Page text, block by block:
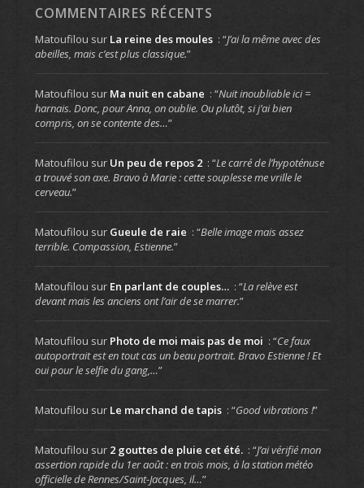
COMMENTAIRES RÉCENTS
Matoufilou sur La reine des moules : “J’ai la même avec des
abeilles, mais c’est plus classique.”
Matoufilou sur Ma nuit en cabane : “Nuit inoubliable ici =
harnais. Donc, pour Anna, on oublie. Ou plutôt, si j’ai bien
compris, on se contente des…”
Matoufilou sur Un peu de repos 2 : “Le carré de l’hypoténuse
a trouvé son axe. Bravo à Marie : cette souplesse me vrille le
cerveau.”
Matoufilou sur Gueule de raie : “Belle image mais assez
terrible. Compassion, Estienne.”
Matoufilou sur En parlant de couples… : “La relève est
devant mais les anciens ont l’air de se marrer.”
Matoufilou sur Photo de moi mais pas de moi : “Ce faux
autoportrait est en tout cas un beau portrait. Bravo Estienne ! Et
oui pour le selfie du gang,…”
Matoufilou sur Le marchand de tapis : “Good vibrations !”
Matoufilou sur 2 gouttes de pluie cet été. : “J’ai vérifié mon
assertion rapide du 1er août : en trois mois, à la station météo
officielle de Rennes/Saint-Jacques, il…”